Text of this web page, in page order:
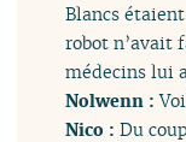
Blancs
robot n’avait
médecins lui
Nolwenn :
Nico :Du